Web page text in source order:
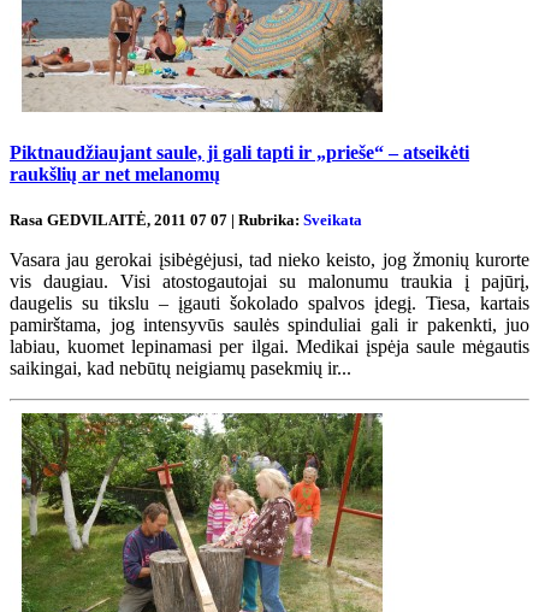
Piktnaudžiaujant saule, ji gali tapti ir „prieše“ – atseikėti
raukšlių ar net melanomų
Rasa GEDVILAITĖ, 2011 07 07 | Rubrika: Sveikata
Vasara jau gerokai įsibėgėjusi, tad nieko keisto, jog žmonių kurorte
vis daugiau. Visi atostogautojai su malonumu traukia į pajūrį,
daugelis su tikslu – įgauti šokolado spalvos įdegį. Tiesa, kartais
pamirštama, jog intensyvūs saulės spinduliai gali ir pakenkti, juo
labiau, kuomet lepinamasi per ilgai. Medikai įspėja saule mėgautis
saikingai, kad nebūtų neigiamų pasekmių ir...